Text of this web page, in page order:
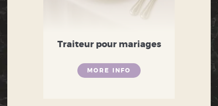
Traiteur pour mariages
MORE INFO